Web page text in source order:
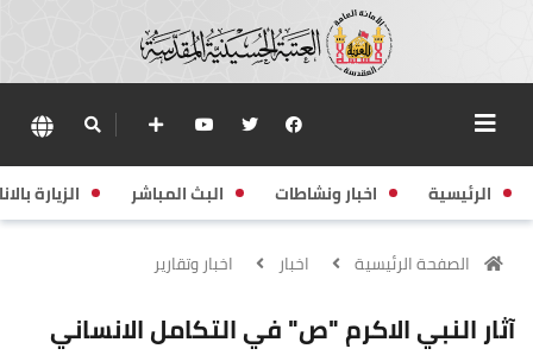
الرئيسية اخبار ونشاطات البث المباشر الزيارة
الصفحة الرئيسية اخبار اخبار وتقارير
آثار النبي الاكرم "ص" في التكامل الانساني